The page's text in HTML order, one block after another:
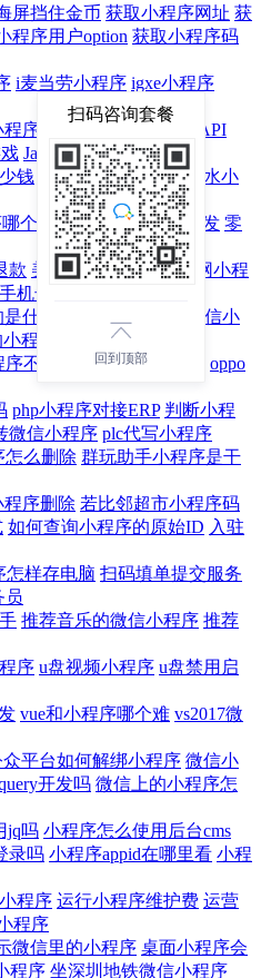
屏挡住金币 获取小程序网址 获
程序用户option 获取小程序码
i麦当劳小程序 igxe小程序
序
java微信小程序接口API
Java小程序按钮怎么做
钱 窥看时光小程序 矿泉水小
个好 旅游小程序软件开发 零
款 美团外卖小程序 慕课网小程
机号码怎么改
什么小程序
女生用的微信小
程序
序不支持分屏 欧曼小程序
oppo
php小程序对接ERP 判断小程
微信小程序 plc代写小程序
怎么删除 群玩助手小程序是干
序删除 若比邻超市小程序码
如何查询小程序的原始ID 入驻
怎样存电脑 扫码填单提交服务
员
推荐音乐的微信小程序 推荐
序 u盘视频小程序 u盘禁用启
vue和小程序哪个难 vs2017微
平台如何解绑小程序 微信小
开发吗 微信上的小程序怎
jq吗 小程序怎么使用后台cms
录吗 小程序appid在哪里看 小程
程序 运行小程序维护费 运营
程序
微信里的小程序 桌面小程序会
程序 坐深圳地铁微信小程序
扫码咨询套餐
回到顶部